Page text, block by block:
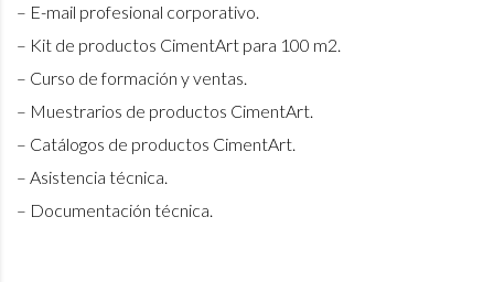
– E-mail profesional corporativo.
– Kit de productos CimentArt para 100 m2.
– Curso de formación y ventas.
– Muestrarios de productos CimentArt.
– Catálogos de productos CimentArt.
– Asistencia técnica.
– Documentación técnica.